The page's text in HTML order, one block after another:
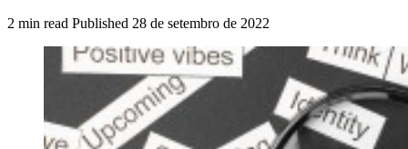
2 min read Published 28 de setembro de 2022